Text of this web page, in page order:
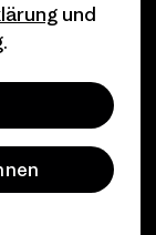
und
.